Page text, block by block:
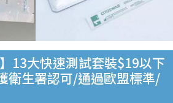
13大快速測試套裝$19以下
衛生署認可/通過歐盟標準/